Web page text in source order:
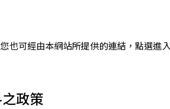
也可經由本網站所提供的連結，點選
政策